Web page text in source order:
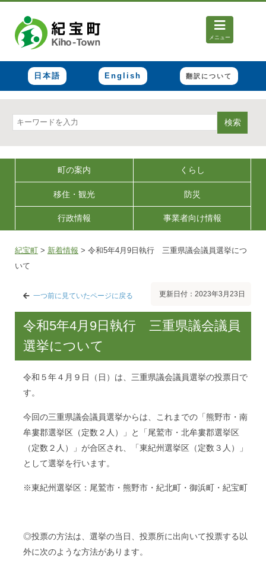
メニュー
日本語 English 翻訳について
検索
町の案内 くらし
移住・観光 防災
行政情報 事業者向け情報
紀宝町 > 新着情報 > 令和5年4月9日執行 三重県議会議員選挙につ
いて
一つ前に見ていたページに戻る 更新日付：2023年3月23日
令和5年4月9日執行 三重県議会議員
選挙について
令和５年４月９日（日）は、三重県議会議員選挙の投票日で
す。
今回の三重県議会議員選挙からは、これまでの「熊野市・南
牟婁郡選挙区（定数２人）」と「尾鷲市・北牟婁郡選挙区
（定数２人）」が合区され、「東紀州選挙区（定数３人）」
として選挙を行います。
※東紀州選挙区：尾鷲市・熊野市・紀北町・御浜町・紀宝町
◎投票の方法は、選挙の当日、投票所に出向いて投票する以
外に次のような方法があります。